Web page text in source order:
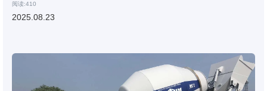
阅读:410
2025.08.23